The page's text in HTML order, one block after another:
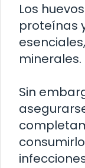
Los
proteínas
minerales.
Sin